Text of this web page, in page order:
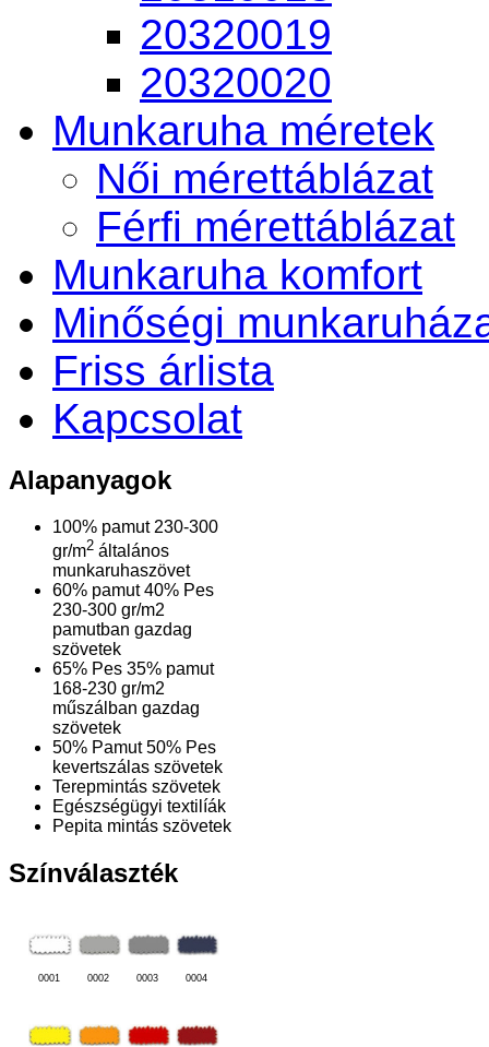
20320019
20320020
Munkaruha méretek
Női mérettáblázat
Férfi mérettáblázat
Munkaruha komfort
Minőségi
Friss árlista
Kapcsolat
Alapanyagok
100% pamut 230-300
gr/m2 általános
munkaruhaszövet
60% pamut 40% Pes
230-300 gr/m2
pamutban gazdag
szövetek
65% Pes 35% pamut
168-230 gr/m2
műszálban gazdag
szövetek
50% Pamut 50% Pes
kevertszálas szövetek
Terepmintás szövetek
Egészségügyi textilíák
Pepita mintás szövetek
Színválaszték
0001 0002 0003 0004